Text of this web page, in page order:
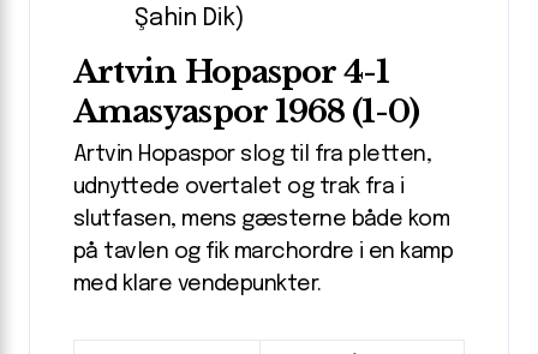
Şahin Dik)
Artvin Hopaspor 4-1
Amasyaspor 1968 (1-0)
Artvin Hopaspor slog til fra pletten,
udnyttede overtalet og trak fra i
slutfasen, mens gæsterne både kom
på tavlen og fik marchordre i en kamp
med klare vendepunkter.